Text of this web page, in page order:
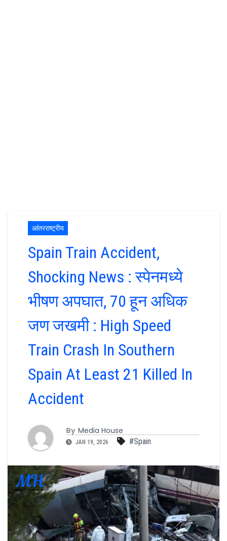
आंतरराष्ट्रीय
Spain Train Accident,
Shocking News : स्पेनमध्ये
भीषण अपघात, 70 हून अधिक
जण जखमी : High Speed
Train Crash In Southern
Spain At Least 21 Killed In
Accident
By Media House
JAN 19, 2026 #Spain